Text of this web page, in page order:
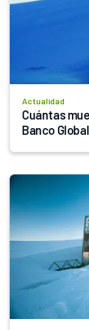
Actualidad
Cuántas
Banco